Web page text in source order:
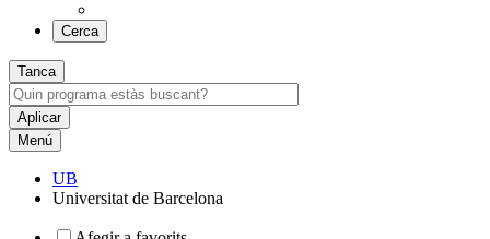
Cerca
Tanca
Menú
UB
Universitat de Barcelona